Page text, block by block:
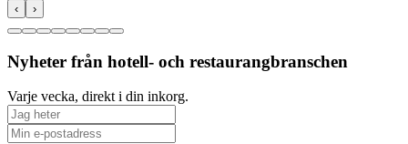
‹ ›
Nyheter från hotell- och restaurangbranschen
Varje vecka, direkt i din inkorg.